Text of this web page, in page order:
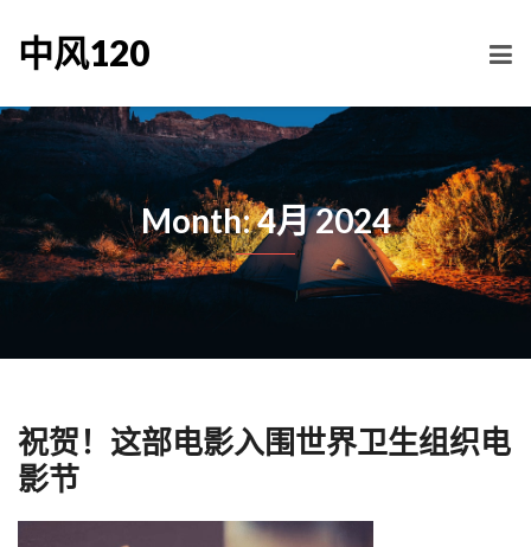
中风120
Month: 4月 2024
祝贺！这部电影入围世界卫生组织电
影节